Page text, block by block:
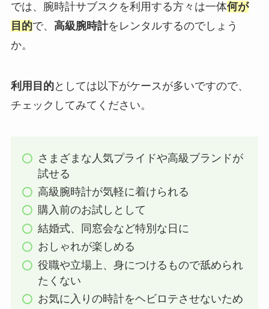
では、腕時計サブスクを利用する方々は一体何が
目的で、 高級腕時計をレンタルするのでしょう
か。
利用目的としては以下がケースが多いですので、
チェックしてみてください。
さまざまな人気プライドや高級ブランドが
試せる
高級腕時計が気軽に着けられる
購入前のお試しとして
結婚式、同窓会など特別な日に
おしゃれが楽しめる
役職や立場上、身につけるもので舐められ
たくない
お気に入りの時計をヘビロテさせないため